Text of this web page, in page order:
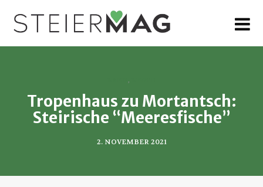
MENU
,
Tropenhaus zu Mortantsch:
Steirische “Meeresfische”
2. NOVEMBER 2021